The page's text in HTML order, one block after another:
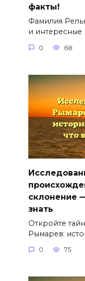
факты!
Фамилия
и интересные
0 68
склонение
знать
Откройте
Рымарев:
0 75